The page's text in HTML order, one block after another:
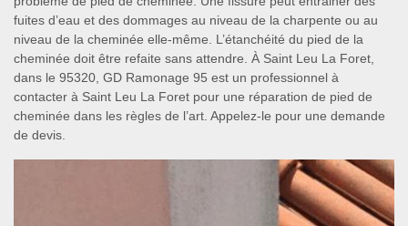
fuites d’eau et des dommages au niveau de la charpente ou au
niveau de la cheminée elle-même. L’étanchéité du pied de la
cheminée doit être refaite sans attendre. À Saint Leu La Foret,
dans le 95320, GD Ramonage 95 est un professionnel à
contacter à Saint Leu La Foret pour une réparation de pied de
cheminée dans les règles de l’art. Appelez-le pour une demande
de devis.